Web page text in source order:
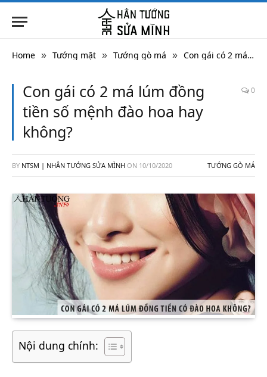
Home » Tướng mặt » Tướng gò má » Con gái có 2 má lúm đồng tiền số mệnh đào hoa hay không?
Con gái có 2 má lúm đồng
tiền số mệnh đào hoa hay
không?
0
BY NTSM | NHÂN TƯỚNG SỬA MÌNH ON 10/10/2020 TƯỚNG GÒ MÁ
Nội dung chính: